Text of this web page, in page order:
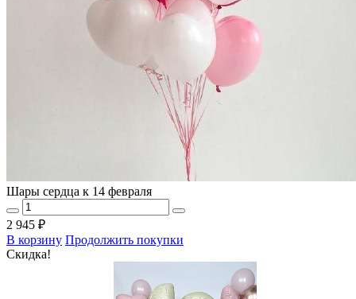
Шары сердца к 14 февраля
2 945 ₽
В корзину Продолжить покупки
Скидка!